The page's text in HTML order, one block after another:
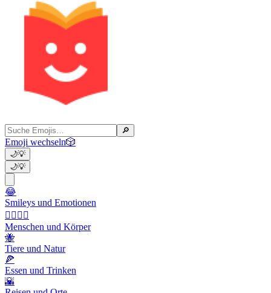
🔎
Emoji wechseln🎲
🌙💡
🌙💡
😂
Smileys und Emotionen
👩‍❤️‍💋‍👨
Menschen und Körper
🐝
Tiere und Natur
🍕
Essen und Trinken
🌇